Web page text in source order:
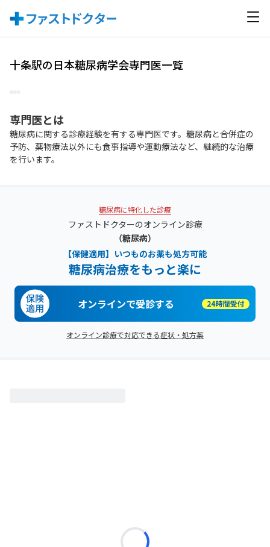
十条駅の日本糖尿病学会専門医一覧
専門医とは
糖尿病に関する診療経験を有する専門医です。糖尿病と合併症の
予防、薬物療法以外にも食事指導や運動療法など、継続的な治療
を行います。
糖尿病に特化した診療
ファストドクターのオンライン診療
（糖尿病）
【保健適用】いつものお薬も処方可能
糖尿病治療をもっと楽に
オンラインで受診する
オンライン診療で対応できる症状・処方薬